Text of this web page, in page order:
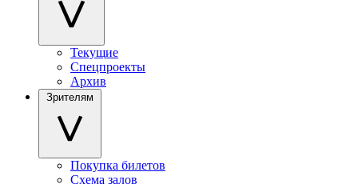
Текущие
Спецпроекты
Архив
Зрителям
Покупка билетов
Схема залов